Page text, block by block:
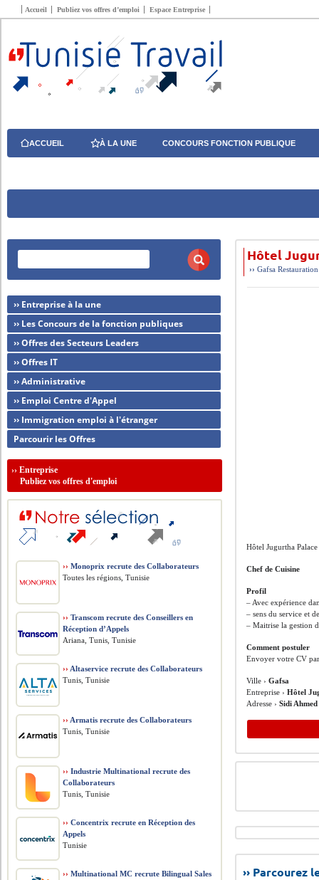
Accueil Publiez vos offres d’emploi Espace Entreprise
ACCUEIL À LA UNE CONCOURS FONCTION PUBLIQUE
Hôtel
››Gafsa
Hôtel Jugurtha
Chef de Cuisine
Profil
– Avec expérience
– sens du service et
– Maitrise la gestion
Comment postuler
Envoyer votre CV
Ville ›Gafsa
Entreprise ›Hôtel
Adresse ›Sidi
››
›› Entreprise à la une
›› Les Concours de la fonction publiques
›› Offres des Secteurs Leaders
›› Offres IT
›› Administrative
›› Emploi Centre d'Appel
›› Immigration emploi à l'étranger
Parcourir les Offres
››Entreprise
Publiez vos offres d'emploi
›› Monoprix recrute des Collaborateurs
Toutes les régions, Tunisie
›› Transcom recrute des Conseillers en
Réception d’Appels
Ariana, Tunis, Tunisie
›› Altaservice recrute des Collaborateurs
Tunis, Tunisie
›› Armatis recrute des Collaborateurs
Tunis, Tunisie
›› Industrie Multinational recrute des
Collaborateurs
Tunis, Tunisie
›› Concentrix recrute en Réception des
Appels
Tunisie
›› Multinational MC recrute Bilingual Sales